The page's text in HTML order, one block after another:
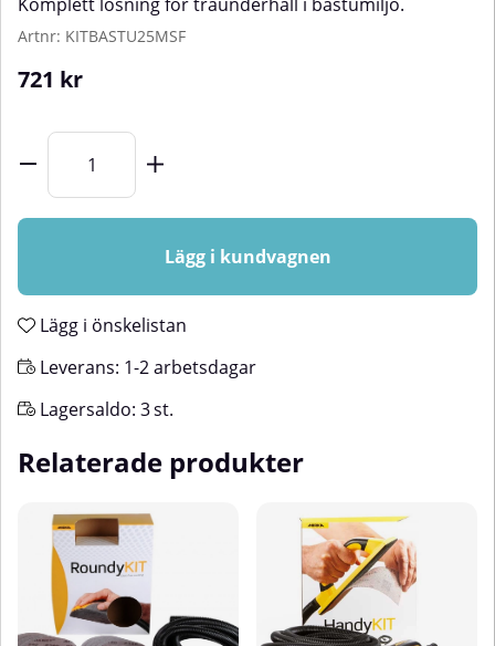
Artnr: KITBASTU25MSF
721 kr
Lägg i kundvagnen
Lägg i önskelistan
Leverans: 1-2 arbetsdagar
Lagersaldo: 3st.
Relaterade produkter